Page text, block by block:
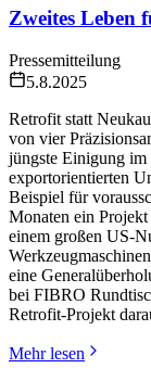
Zweites Leben
Pressemitteilung
5.8.2025
Retrofit statt
von vier
jüngste Einigung im
exportorientierten
Beispiel für
Monaten ein
einem großen US-
eine
bei FIBRO
Retrofit-Projekt
Mehr lesen